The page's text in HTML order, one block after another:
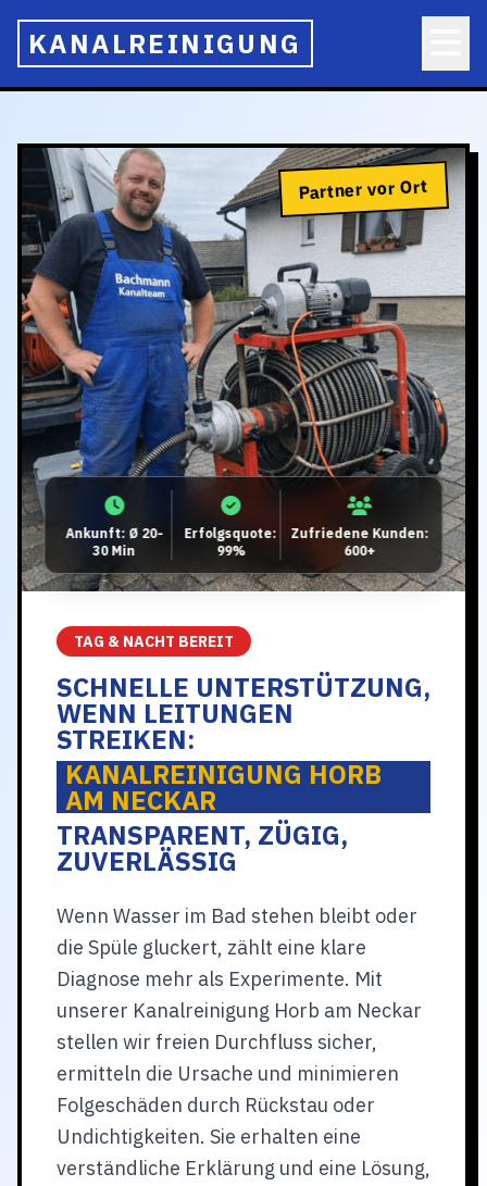
KANALREINIGUNG
Partner vor Ort
Ankunft: Ø 20-
30 Min
Erfolgsquote:
99%
Zufriedene Kunden:
600+
TAG & NACHT BEREIT
SCHNELLE UNTERSTÜTZUNG,
WENN LEITUNGEN
STREIKEN:
KANALREINIGUNG HORB
AM NECKAR
TRANSPARENT, ZÜGIG,
ZUVERLÄSSIG
Wenn Wasser im Bad stehen bleibt oder
die Spüle gluckert, zählt eine klare
Diagnose mehr als Experimente. Mit
unserer Kanalreinigung Horb am Neckar
stellen wir freien Durchfluss sicher,
ermitteln die Ursache und minimieren
Folgeschäden durch Rückstau oder
Undichtigkeiten. Sie erhalten eine
verständliche Erklärung und eine Lösung,